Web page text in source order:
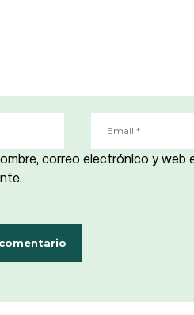
correo electrónico y web